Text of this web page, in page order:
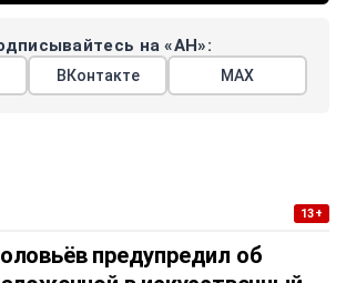
на «АН»:
ВКонтакте МАХ
13+
предупредил об